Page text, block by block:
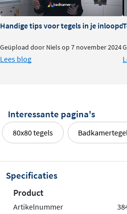
Handige tips voor tegels in je
Geüpload door Niels op 7 november 2024
Lees blog
Interessante pagina's
80x80 tegels
Specificaties
Product
Artikelnummer